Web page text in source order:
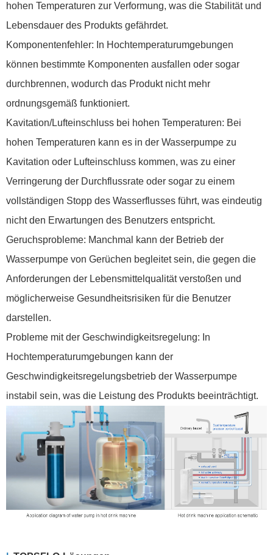
hohen Temperaturen zur Verformung, was die Stabilität und
Lebensdauer des Produkts gefährdet.
Komponentenfehler: In Hochtemperaturumgebungen
können bestimmte Komponenten ausfallen oder sogar
durchbrennen, wodurch das Produkt nicht mehr
ordnungsgemäß funktioniert.
Kavitation/Lufteinschluss bei hohen Temperaturen: Bei
hohen Temperaturen kann es in der Wasserpumpe zu
Kavitation oder Lufteinschluss kommen, was zu einer
Verringerung der Durchflussrate oder sogar zu einem
vollständigen Stopp des Wasserflusses führt, was eindeutig
nicht den Erwartungen des Benutzers entspricht.
Geruchsprobleme: Manchmal kann der Betrieb der
Wasserpumpe von Gerüchen begleitet sein, die gegen die
Anforderungen der Lebensmittelqualität verstoßen und
möglicherweise Gesundheitsrisiken für die Benutzer
darstellen.
Probleme mit der Geschwindigkeitsregelung: In
Hochtemperaturumgebungen kann der
Geschwindigkeitsregelungsbetrieb der Wasserpumpe
instabil sein, was die Leistung des Produkts beeinträchtigt.